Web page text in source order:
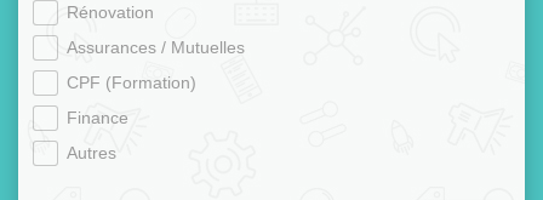
Rénovation
Assurances / Mutuelles
CPF (Formation)
Finance
Autres